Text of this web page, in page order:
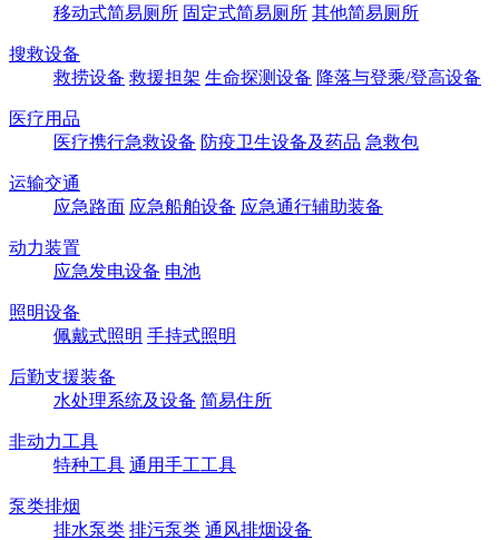
移动式简易厕所 固定式简易厕所 其他简易厕所
搜救设备
救捞设备 救援担架 生命探测设备 降落与登乘/登高设备
医疗用品
医疗携行急救设备 防疫卫生设备及药品 急救包
运输交通
应急路面 应急船舶设备 应急通行辅助装备
动力装置
应急发电设备 电池
照明设备
佩戴式照明 手持式照明
后勤支援装备
水处理系统及设备 简易住所
非动力工具
特种工具 通用手工工具
泵类排烟
排水泵类 排污泵类 通风排烟设备